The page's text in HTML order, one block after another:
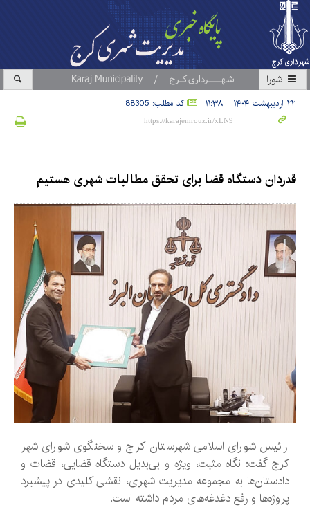
شورا
۲۲ اردیبهشت ۱۴۰۴ - ۱۱:۳۸ کد مطلب: 88305
قدردان دستگاه قضا برای تحقق مطالبات شهری هستیم
رئیس شورای اسلامی شهرستان کرج و سخنگوی شورای شهر
کرج گفت: نگاه مثبت، ویژه و بی‌بدیل دستگاه قضایی، قضات و
دادستان‌ها به مجموعه مدیریت شهری، نقشی کلیدی در پیشبرد
پروژه‌ها و رفع دغدغه‌های مردم داشته است.